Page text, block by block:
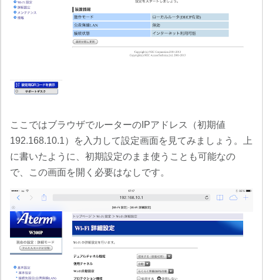
ここではブラウザでルーターのIPアドレス（初期値
192.168.10.1）を入力して設定画面を見てみましょう。上
に書いたように、初期設定のまま使うことも可能なの
で、この画面を開く必要はなしです。